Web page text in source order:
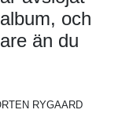
och
än du
RYGAARD